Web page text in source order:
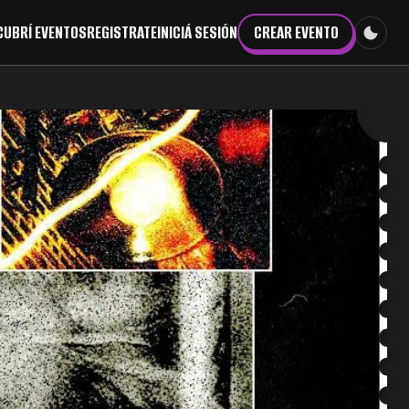
EVENTOSREGISTRATEINICIÁ SESIÓN CREAR EVENTO